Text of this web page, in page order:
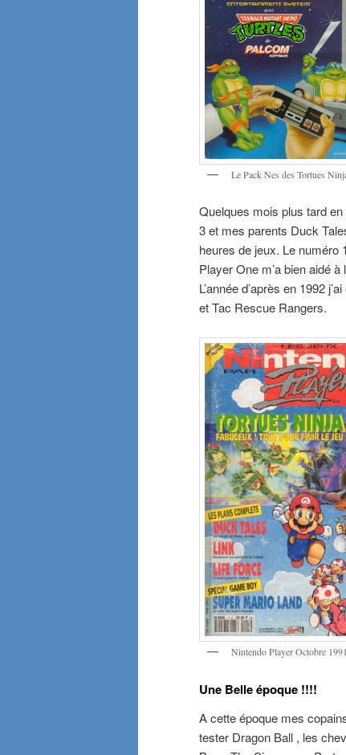
Le Pack Nes des Tortues
Quelques mois plus tard
3 et mes parents Duck
heures de jeux. Le numéro
Player One m’a bien aidé
L’année d’après en 1992
et Tac Rescue Rangers.
Nintendo Player Octobre 1991
Une Belle époque !!!!
A cette époque mes
tester Dragon Ball , les